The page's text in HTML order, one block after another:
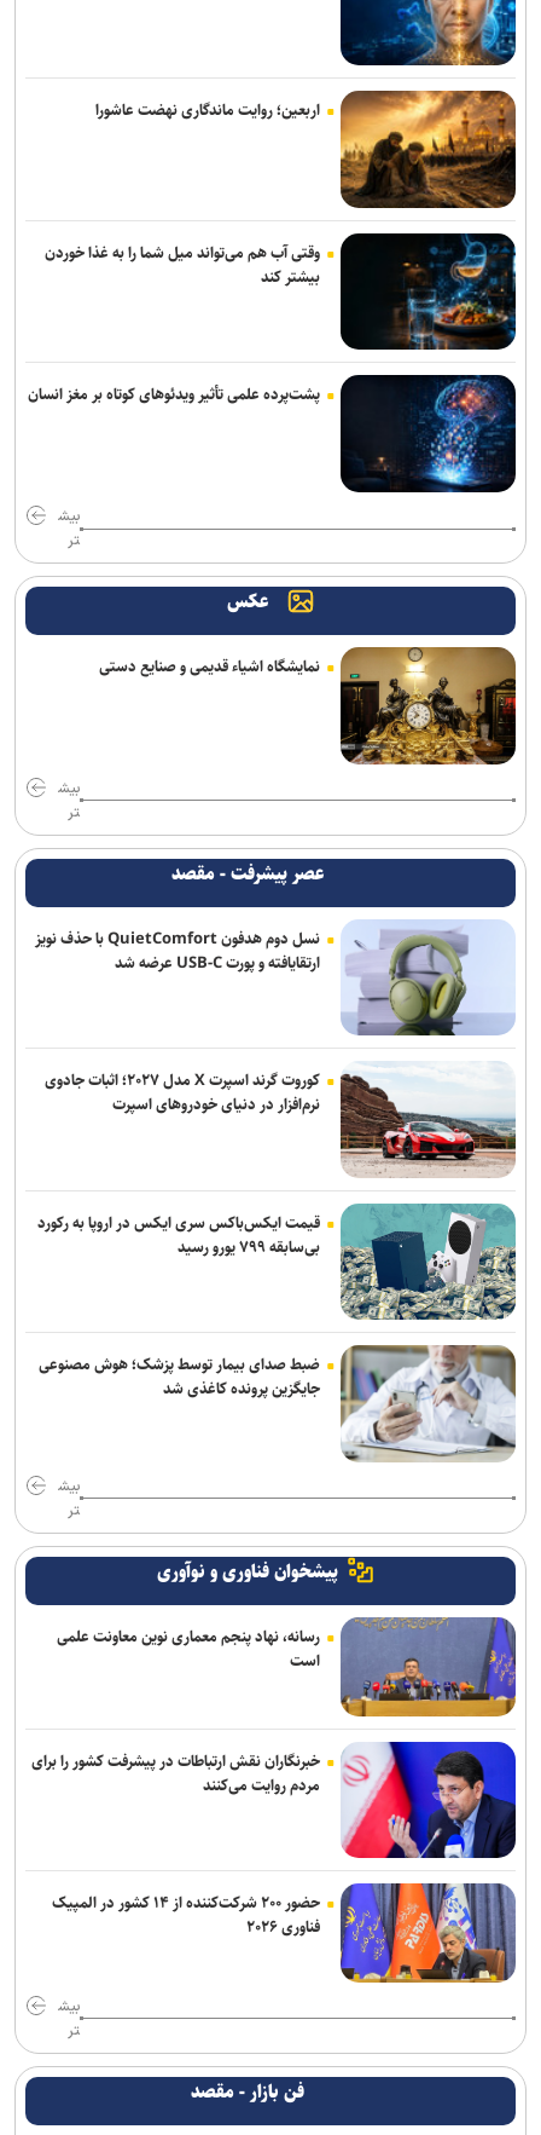
پیدا شدن شواهد علمی از بمباران لامرد با فسفر/ نتایج در نشریات
بین‌المللی منتشر می‌شود
شرایط ورود به جشنواره رازی؛ اچ‌ایندکس ۲۰ برای محققان برجسته
اربعین؛ روایت ماندگاری نهضت عاشورا
وقتی آب هم می‌تواند میل شما را به غذا خوردن
بیشتر کند
پشت‌پرده علمی تأثیر ویدئو‌های کوتاه بر مغز انسان
بیش
تر
عکس
نمایشگاه اشیاء قدیمی و صنایع دستی
بیش
تر
عصر پیشرفت - مقصد
نسل دوم هدفون QuietComfort با حذف نویز
ارتقایافته و پورت USB-C عرضه شد
کوروت گرند اسپرت X مدل ۲۰۲۷؛ اثبات جادوی
نرم‌افزار در دنیای خودروهای اسپرت
قیمت ایکس‌باکس سری ایکس در اروپا به رکورد
بی‌سابقه ۷۹۹ یورو رسید
ضبط صدای بیمار توسط پزشک؛ هوش مصنوعی
جایگزین پرونده کاغذی شد
بیش
تر
پیشخوان فناوری و نوآوری
رسانه، نهاد پنجم معماری نوین معاونت علمی
است
خبرنگاران نقش ارتباطات در پیشرفت کشور را برای
مردم روایت می‌کنند
حضور ۲۰۰ شرکت‌کننده از ۱۴ کشور در المپیک
فناوری ۲۰۲۶
بیش
تر
فن بازار - مقصد